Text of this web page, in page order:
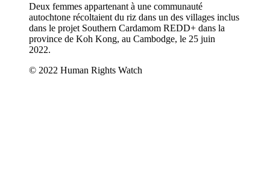
Deux femmes appartenant à une communauté
autochtone récoltaient du riz dans un des villages inclus
dans le projet Southern Cardamom REDD+ dans la
province de Koh Kong, au Cambodge, le 25 juin
2022.
© 2022 Human Rights Watch